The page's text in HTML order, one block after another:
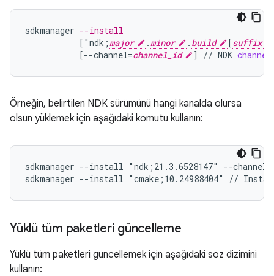
sdkmanager --install
[ "ndk;major .minor . build [suffix
[--channel=channel_id ] // NDK
Örneğin, belirtilen NDK sürümünü hangi kanalda olursa
olsun yüklemek için aşağıdaki komutu kullanın:
sdkmanager --install "ndk;21.3.6528147" --
sdkmanager --install "cmake;10.24988404" //
Yüklü tüm paketleri güncelleme
Yüklü tüm paketleri güncellemek için aşağıdaki söz dizimini
kullanın: